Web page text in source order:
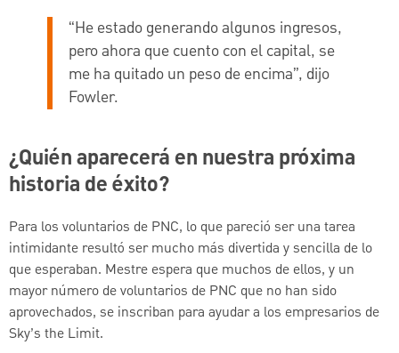
“He estado generando algunos ingresos,
pero ahora que cuento con el capital, se
me ha quitado un peso de encima”, dijo
Fowler.
¿Quién aparecerá en nuestra próxima
historia de éxito?
Para los voluntarios de PNC, lo que pareció ser una tarea
intimidante resultó ser mucho más divertida y sencilla de lo
que esperaban. Mestre espera que muchos de ellos, y un
mayor número de voluntarios de PNC que no han sido
aprovechados, se inscriban para ayudar a los empresarios de
Sky’s the Limit.